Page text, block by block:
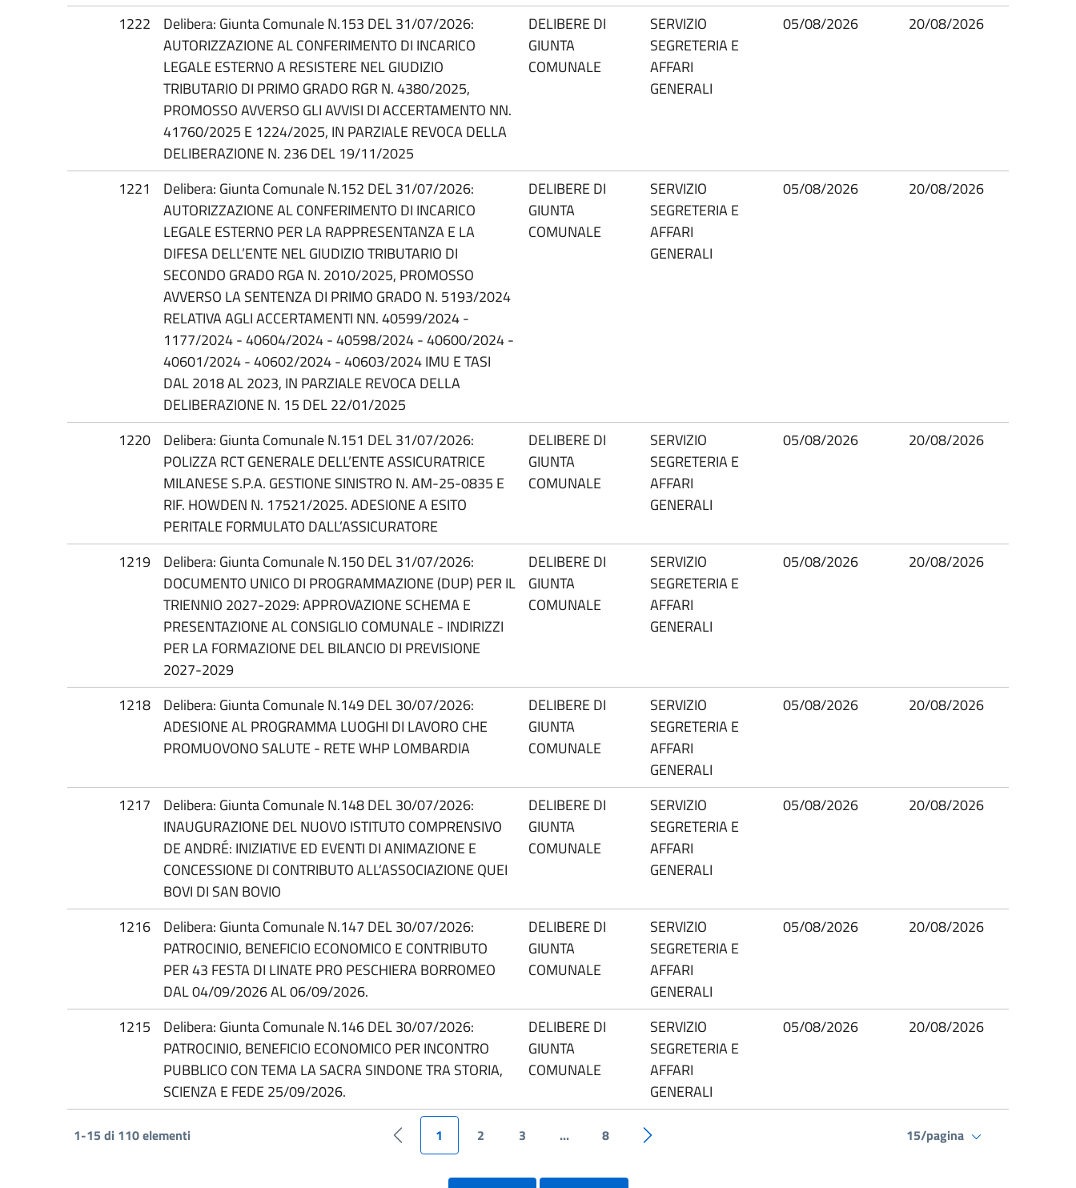
1222
Delibera: Giunta Comunale N.153 DEL 31/07/2026:
AUTORIZZAZIONE AL CONFERIMENTO DI INCARICO
LEGALE ESTERNO A RESISTERE NEL GIUDIZIO
TRIBUTARIO DI PRIMO GRADO RGR N. 4380/2025,
PROMOSSO AVVERSO GLI AVVISI DI ACCERTAMENTO NN.
41760/2025 E 1224/2025, IN PARZIALE REVOCA DELLA
DELIBERAZIONE N. 236 DEL 19/11/2025
DELIBERE DI
GIUNTA
COMUNALE
SERVIZIO
SEGRETERIA E
AFFARI
GENERALI
05/08/2026 20/08/2026
1221
Delibera: Giunta Comunale N.152 DEL 31/07/2026:
AUTORIZZAZIONE AL CONFERIMENTO DI INCARICO
LEGALE ESTERNO PER LA RAPPRESENTANZA E LA
DIFESA DELL’ENTE NEL GIUDIZIO TRIBUTARIO DI
SECONDO GRADO RGA N. 2010/2025, PROMOSSO
AVVERSO LA SENTENZA DI PRIMO GRADO N. 5193/2024
RELATIVA AGLI ACCERTAMENTI NN. 40599/2024 -
1177/2024 - 40604/2024 - 40598/2024 - 40600/2024 -
40601/2024 - 40602/2024 - 40603/2024 IMU E TASI
DAL 2018 AL 2023, IN PARZIALE REVOCA DELLA
DELIBERAZIONE N. 15 DEL 22/01/2025
DELIBERE DI
GIUNTA
COMUNALE
SERVIZIO
SEGRETERIA E
AFFARI
GENERALI
05/08/2026 20/08/2026
1220
Delibera: Giunta Comunale N.151 DEL 31/07/2026:
POLIZZA RCT GENERALE DELL’ENTE ASSICURATRICE
MILANESE S.P.A. GESTIONE SINISTRO N. AM-25-0835 E
RIF. HOWDEN N. 17521/2025. ADESIONE A ESITO
PERITALE FORMULATO DALL’ASSICURATORE
DELIBERE DI
GIUNTA
COMUNALE
SERVIZIO
SEGRETERIA E
AFFARI
GENERALI
05/08/2026 20/08/2026
1219
Delibera: Giunta Comunale N.150 DEL 31/07/2026:
DOCUMENTO UNICO DI PROGRAMMAZIONE (DUP) PER IL
TRIENNIO 2027-2029: APPROVAZIONE SCHEMA E
PRESENTAZIONE AL CONSIGLIO COMUNALE - INDIRIZZI
PER LA FORMAZIONE DEL BILANCIO DI PREVISIONE
2027-2029
DELIBERE DI
GIUNTA
COMUNALE
SERVIZIO
SEGRETERIA E
AFFARI
GENERALI
05/08/2026 20/08/2026
1218
Delibera: Giunta Comunale N.149 DEL 30/07/2026:
ADESIONE AL PROGRAMMA LUOGHI DI LAVORO CHE
PROMUOVONO SALUTE - RETE WHP LOMBARDIA
DELIBERE DI
GIUNTA
COMUNALE
SERVIZIO
SEGRETERIA E
AFFARI
GENERALI
05/08/2026 20/08/2026
1217
Delibera: Giunta Comunale N.148 DEL 30/07/2026:
INAUGURAZIONE DEL NUOVO ISTITUTO COMPRENSIVO
DE ANDRÉ: INIZIATIVE ED EVENTI DI ANIMAZIONE E
CONCESSIONE DI CONTRIBUTO ALL’ASSOCIAZIONE QUEI
BOVI DI SAN BOVIO
DELIBERE DI
GIUNTA
COMUNALE
SERVIZIO
SEGRETERIA E
AFFARI
GENERALI
05/08/2026 20/08/2026
1216
Delibera: Giunta Comunale N.147 DEL 30/07/2026:
PATROCINIO, BENEFICIO ECONOMICO E CONTRIBUTO
PER 43 FESTA DI LINATE PRO PESCHIERA BORROMEO
DAL 04/09/2026 AL 06/09/2026.
DELIBERE DI
GIUNTA
COMUNALE
SERVIZIO
SEGRETERIA E
AFFARI
GENERALI
05/08/2026 20/08/2026
1215
Delibera: Giunta Comunale N.146 DEL 30/07/2026:
PATROCINIO, BENEFICIO ECONOMICO PER INCONTRO
PUBBLICO CON TEMA LA SACRA SINDONE TRA STORIA,
SCIENZA E FEDE 25/09/2026.
DELIBERE DI
GIUNTA
COMUNALE
SERVIZIO
SEGRETERIA E
AFFARI
GENERALI
05/08/2026 20/08/2026
1-15 di 110 elementi
Pagina precedente
1 2 3 ... 8
Pagina successiva
15/pagina